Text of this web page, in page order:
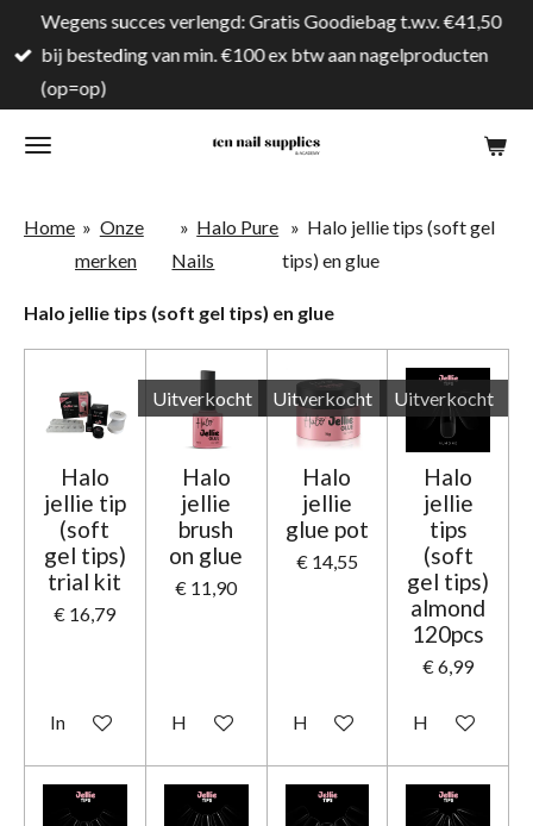
direct
naar
hoofdinhoud
Wegens succes verlengd: Gratis Goodiebag t.w.v. €41,50
bij besteding van min. €100 ex btw aan nagelproducten
(op=op)
Home » Onze
merken
» Halo Pure
Nails
» Halo jellie tips (soft gel
tips) en glue
Halo jellie tips (soft gel tips) en glue
Halo
jellie tip
(soft
gel tips)
trial kit
€ 16,79
In winkelwagen
Uitverkocht
Halo
jellie
brush
on glue
€ 11,90
Houd mij op de hoogte
Uitverkocht
Halo
jellie
glue pot
€ 14,55
Houd mij op de hoogte
Uitverkocht
Halo
jellie
tips
(soft
gel tips)
almond
120pcs
€ 6,99
Houd mij op